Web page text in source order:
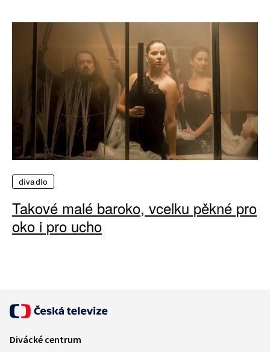
divadlo
Takové malé baroko, vcelku pěkné pro
oko i pro ucho